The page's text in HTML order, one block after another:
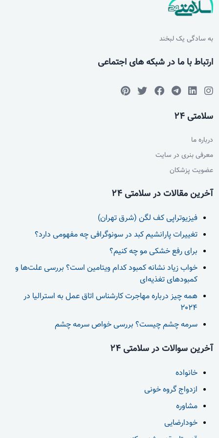
درد دارند. اما اخیرا خیلی درد در پاها دارند، آیا ممکن است
پیش متوجه شدند که این بیماری را دارند و ممکن است به
طور سهوی خون تماس داشته باشد. اگر ازمایش خون دادند
و جواب مثبت بود چه کنیم؟ سنشان حدود 50 سال است.
دکتر علیرضا موسویان
بررسی بشه
درمان و علت بروز انحراف زانو به داخل در نوجوانی
از 14سالگی انحراف زانو به سمت داخل و پا پرانتزی
زانو دارم وانحرافم زیاده وپیش دکترای زیادی هم رفتم
دکتر علیرضا موسویان
سلام ظاهر عکس خوبه منتها بهتره معاینه بشن. میتونه
فقط یک کندرومالاسی ساده باشه
به سادگی یک لبخند
ارتباط با ما در شبکه های اجتماعی
سلامتی 24
درباره ما
معرفی بنری در سایت
عضویت پزشکان
آخرین مقالات در سلامتی 24
فیزیوتراپی کف لگن (شرق تهران)
تغییرات پارانشیم کبد در سونوگرافی چه مفهومی دارد؟
برای رفع خشکی مو چه کنیم؟
خواب زیاد نشانه کمبود کدام ویتامین است؟ بررسی علت‌ها و
کمبودهای تغذیه‌ای
همه چیز درباره مهاجرت کارشناس اتاق عمل به استرالیا در
2024
سرمه چشم چیست؟ بررسی خواص سرمه چشم
آخرین سوالات در سلامتی 24
خانواده
ازدواج گروه خونی
مشاوره
خودارضایی